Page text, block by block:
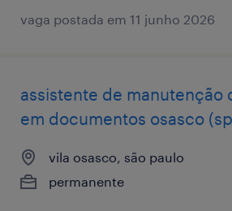
vaga postada em 11 junho 2026
assistente de manutenção
em documentos osasco
vila osasco, são paulo
permanente